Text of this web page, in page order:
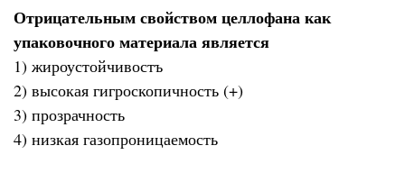
Отрицательным свойством целлофана как
упаковочного материала является
1) жироустойчивостъ
2) высокая гигроскопичность (+)
3) прозрачность
4) низкая газопроницаемость